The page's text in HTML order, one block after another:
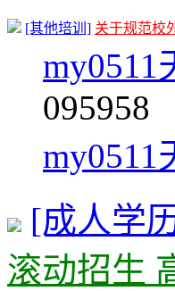
[其他培训] 关于规范校
my0511
095958
my0511
[成人学
滚动招生